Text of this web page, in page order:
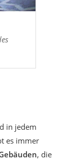
in jedem
es immer
, die